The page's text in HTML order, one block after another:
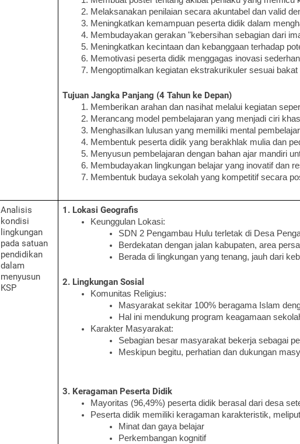
Melaksanakan penilaian secara akuntabel dan valid
Meningkatkan kemampuan peserta didik dalam
Membudayakan gerakan "kebersihan sebagian dari
Meningkatkan kecintaan dan kebanggaan terhadap
Memotivasi peserta didik menggagas inovasi
Mengoptimalkan kegiatan ekstrakurikuler sesuai
Tujuan Jangka Panjang (4 Tahun ke Depan)
Memberikan arahan dan nasihat melalui kegiatan
Merancang model pembelajaran yang menjadi ciri
Menghasilkan lulusan yang memiliki mental
Membentuk peserta didik yang berakhlak mulia dan
Menyusun pembelajaran dengan bahan ajar mandiri
Membudayakan lingkungan belajar yang inovatif dan
Membentuk budaya sekolah yang kompetitif secara
Analisis
kondisi
lingkungan
pada satuan
pendidikan
dalam
menyusun
KSP
1. Lokasi Geografis
Keunggulan Lokasi:
SDN 2 Pengambau Hulu terletak di Desa
Berdekatan dengan jalan kabupaten, area
Berada di lingkungan yang tenang, jauh dari
2. Lingkungan Sosial
Komunitas Religius:
Masyarakat sekitar 100% beragama Islam
Hal ini mendukung program keagamaan
Karakter Masyarakat:
Sebagian besar masyarakat bekerja sebagai
Meskipun begitu, perhatian dan dukungan
3. Keragaman Peserta Didik
Mayoritas (96,49%) peserta didik berasal dari desa
Peserta didik memiliki keragaman karakteristik,
Minat dan gaya belajar
Perkembangan kognitif